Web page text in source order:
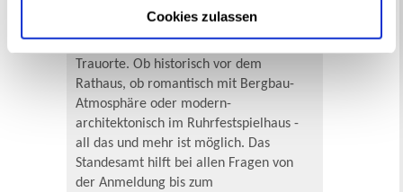
Cookies zulassen
Trauorte. Ob historisch vor dem
Rathaus, ob romantisch mit Bergbau-
Atmosphäre oder modern-
architektonisch im Ruhrfestspielhaus -
all das und mehr ist möglich. Das
Standesamt hilft bei allen Fragen von
der Anmeldung bis zum